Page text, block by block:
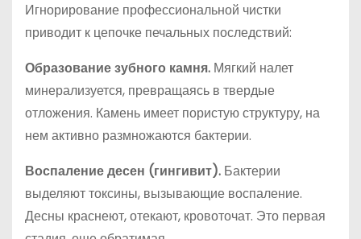
Игнорирование профессиональной чистки
приводит к цепочке печальных последствий:
Образование зубного камня. Мягкий налет
минерализуется, превращаясь в твердые
отложения. Камень имеет пористую структуру, на
нем активно размножаются бактерии.
Воспаление десен (гингивит). Бактерии
выделяют токсины, вызывающие воспаление.
Десны краснеют, отекают, кровоточат. Это первая